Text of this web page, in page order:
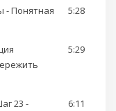
- Понятная
5:28
5:29
23 -
6:11